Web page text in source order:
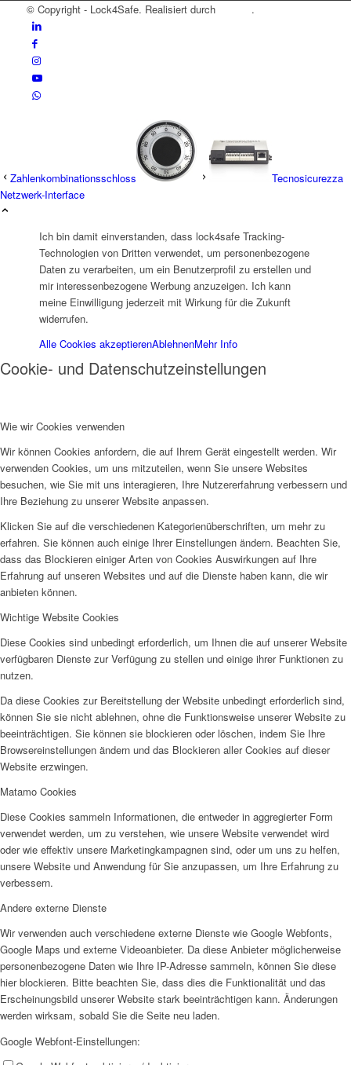
© Copyright - Lock4Safe. Realisiert durch .
Zahlenkombinationsschloss
Tecnosicurezza
Netzwerk-Interface
Ich bin damit einverstanden, dass lock4safe Tracking-
Technologien von Dritten verwendet, um personenbezogene
Daten zu verarbeiten, um ein Benutzerprofil zu erstellen und
mir interessenbezogene Werbung anzuzeigen. Ich kann
meine Einwilligung jederzeit mit Wirkung für die Zukunft
widerrufen.
Alle Cookies akzeptierenAblehnenMehr Info
Cookie- und Datenschutzeinstellungen
Wie wir Cookies verwenden
Wir können Cookies anfordern, die auf Ihrem Gerät eingestellt werden. Wir
verwenden Cookies, um uns mitzuteilen, wenn Sie unsere Websites
besuchen, wie Sie mit uns interagieren, Ihre Nutzererfahrung verbessern und
Ihre Beziehung zu unserer Website anpassen.
Klicken Sie auf die verschiedenen Kategorienüberschriften, um mehr zu
erfahren. Sie können auch einige Ihrer Einstellungen ändern. Beachten Sie,
dass das Blockieren einiger Arten von Cookies Auswirkungen auf Ihre
Erfahrung auf unseren Websites und auf die Dienste haben kann, die wir
anbieten können.
Wichtige Website Cookies
Diese Cookies sind unbedingt erforderlich, um Ihnen die auf unserer Website
verfügbaren Dienste zur Verfügung zu stellen und einige ihrer Funktionen zu
nutzen.
Da diese Cookies zur Bereitstellung der Website unbedingt erforderlich sind,
können Sie sie nicht ablehnen, ohne die Funktionsweise unserer Website zu
beeinträchtigen. Sie können sie blockieren oder löschen, indem Sie Ihre
Browsereinstellungen ändern und das Blockieren aller Cookies auf dieser
Website erzwingen.
Matamo Cookies
Diese Cookies sammeln Informationen, die entweder in aggregierter Form
verwendet werden, um zu verstehen, wie unsere Website verwendet wird
oder wie effektiv unsere Marketingkampagnen sind, oder um uns zu helfen,
unsere Website und Anwendung für Sie anzupassen, um Ihre Erfahrung zu
verbessern.
Andere externe Dienste
Wir verwenden auch verschiedene externe Dienste wie Google Webfonts,
Google Maps und externe Videoanbieter. Da diese Anbieter möglicherweise
personenbezogene Daten wie Ihre IP-Adresse sammeln, können Sie diese
hier blockieren. Bitte beachten Sie, dass dies die Funktionalität und das
Erscheinungsbild unserer Website stark beeinträchtigen kann. Änderungen
werden wirksam, sobald Sie die Seite neu laden.
Google Webfont-Einstellungen: